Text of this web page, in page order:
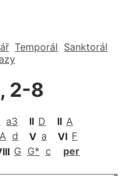
Temporál Sanktorál
2-8
a3 II D II A
A d V a VI F
G G* c per